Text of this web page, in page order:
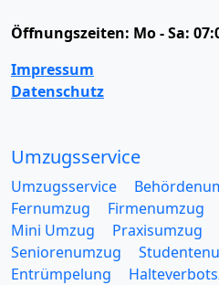
Öffnungszeiten: Mo - Sa:
Impressum
Datenschutz
Umzugsservice
Umzugsservice
Fernumzug
Firmenumzug
Mini Umzug
Praxisumzug
Seniorenumzug
Entrümpelung